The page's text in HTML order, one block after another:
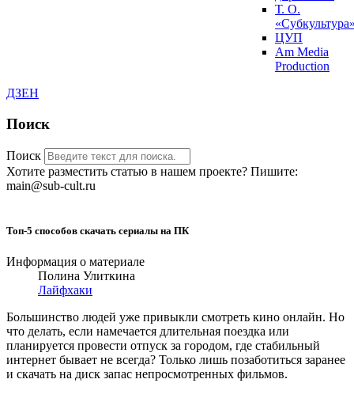
Т. О.
ЦУП
Am Media
Production
ДЗЕН
Поиск
Поиск
Хотите разместить статью в нашем проекте? Пишите:
main@sub-cult.ru
Топ-5 способов скачать сериалы на ПК
Информация о материале
Полина Улиткина
Лайфхаки
Большинство людей уже привыкли смотреть кино онлайн. Но
что делать, если намечается длительная поездка или
планируется провести отпуск за городом, где стабильный
интернет бывает не всегда? Только лишь позаботиться заранее
и скачать на диск запас непросмотренных фильмов.